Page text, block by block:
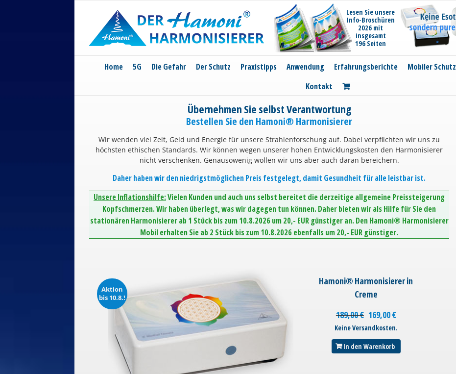
Lesen Sie unsere
Info-Broschüren
2026 mit
insgesamt
196 Seiten
Home 5G Die Gefahr Der Schutz Praxistipps Anwendung Erfahrungsberichte Mobiler Schutz
Kontakt
Übernehmen Sie selbst Verantwortung
Bestellen Sie den Hamoni® Harmonisierer
Wir wenden viel Zeit, Geld und Energie für unsere Strahlenforschung auf. Dabei verpflichten wir uns zu
höchsten ethischen Standards. Wir können wegen unserer hohen Entwicklungskosten den Harmonisierer
nicht verschenken. Genausowenig wollen wir uns aber auch daran bereichern.
Daher haben wir den niedrigstmöglichen Preis festgelegt, damit Gesundheit für alle leistbar ist.
Unsere Inflationshilfe:Vielen Kunden und auch uns selbst bereitet die derzeitige allgemeine Preissteigerung
Kopfschmerzen. Wir haben überlegt, was wir dagegen tun können. Daher bieten wir als Hilfe für Sie den
stationären Harmonisierer ab 1 Stück bis zum 10.8.2026 um 20,- EUR günstiger an. Den Hamoni® Harmonisierer
Mobil erhalten Sie ab 2 Stück bis zum 10.8.2026 ebenfalls um 20,- EUR günstiger.
Aktion
bis 10.8.!
Hamoni® Harmonisierer in
Creme
189,00€ 169,00€
Keine Versandkosten.
In den Warenkorb